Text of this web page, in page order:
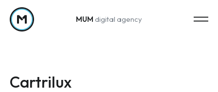
Zum Inhalt springen
MUM digital agency
Cartrilux